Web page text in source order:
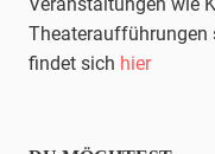
Theateraufführungen
findet sich hier